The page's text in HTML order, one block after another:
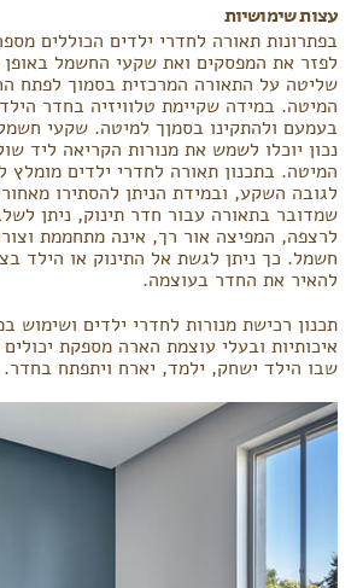
עצות שימושיות
בפתרונות תאורה לחדרי ילדים הכוללים
לפזר את המפסקים ואת שקעי החשמל
שליטה על התאורה המרכזית בסמוך לפתח
המיטה. במידה שקיימת טלוויזיה בחדר
בעמעם ולהתקינו בסמןך למיטה. שקעי
נכון יוכלו לשמש את מנורות הקריאה ליד
המיטה. בתכנון תאורה לחדרי ילדים
לגובה השקע, ובמידת הניתן להסתירו
שמדובר בתאורה עבור חדר תינוק, ניתן
לרצפה, המפיצה אור רך, אינה מתחממת
חשמל. כך ניתן לגשת אל התינוק או הילד
להאיר את החדר בעוצמה.
תכנון רכישת מנורות לחדרי ילדים ושימוש
איכותיות ובעלי עוצמת הארה מספקת
שבו הילד ישחק, ילמד, יארח ויתפתח בחדר.